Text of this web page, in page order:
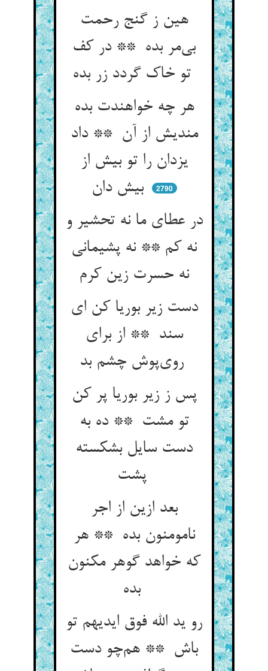
هین ز گنج رحمت
بی‌مر بده ** در کف
هر چه خواهندت بده
مندیش از آن ** داد
یزدان را تو بیش از
بیش دان
2790
در عطای ما نه تحشیر و
نه کم ** نه پشیمانی
نه حسرت زین کرم
دست زیر بوریا کن ای
سند ** از برای
پس ز زیر بوریا پر کن
تو مشت ** ده به
دست سایل بشکسته
پشت
بعد ازین از اجر
نامومنون بده ** هر
که خواهد گوهر مکنون
بده
رو ید الله فوق ایدیهم تو
باش ** هم‌چو دست